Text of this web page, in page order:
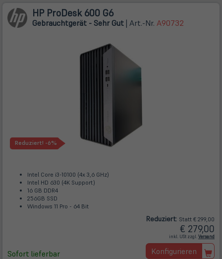
HP ProDesk 600 G6
Gebrauchtgerät - Sehr Gut | Art.-Nr. A90732
Reduziert! -6%
Intel Core i3-10100 (4x 3,6 GHz)
Intel HD 630 (4K Support)
16 GB DDR4
256GB SSD
Windows 11 Pro - 64 Bit
Sofort lieferbar
Reduziert: Statt € 299,00
€ 279,00
inkl. USt zzgl. Versand
in
Konfigurieren